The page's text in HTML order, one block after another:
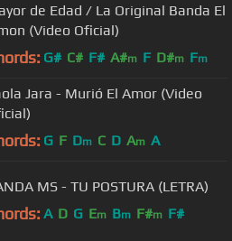
de Edad / La Original Banda El
(Video Oficial)
G# C# F# A#m F D#m Fm
Jara - Murió El Amor (Video
G F Dm C D Am A
MS - TU POSTURA (LETRA)
A D G Em Bm F#m F#